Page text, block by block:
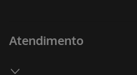
Atendimento